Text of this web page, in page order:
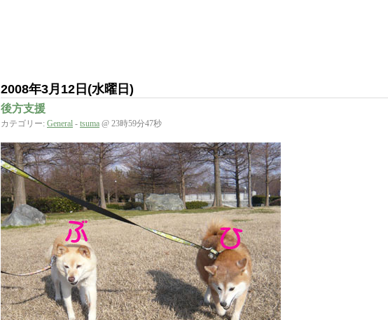
2008年3月12日(水曜日)
後方支援
カテゴリー: General - tsuma @ 23時59分47秒